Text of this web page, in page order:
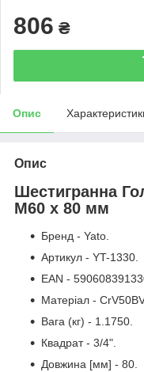
806 ₴
Опис
Опис
Шестигранна
М60 х 80 мм
Бренд - Yato.
Артикул - YT-1330.
EAN -
Матеріал -
Вага (кг) - 1.1750.
Квадрат - 3/4".
Довжина [мм] - 80.